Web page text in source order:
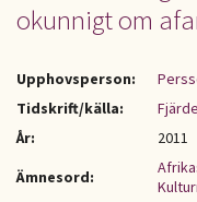
okunnigt om
Upphovsperson:
Tidskrift/källa:
År:
2011
Ämnesord: